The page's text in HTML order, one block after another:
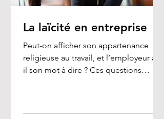
La laïcité en entreprise
Peut-on afficher son appartenance
religieuse au travail, et l’employeur a-t-
il son mot à dire ? Ces questions